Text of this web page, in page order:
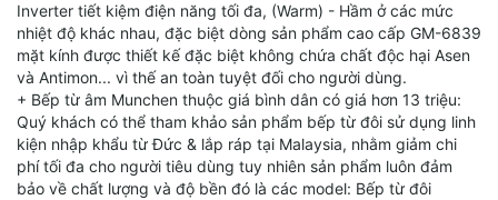
Inverter tiết kiệm điện năng tối đa, (Warm) - Hầm ở các mức
nhiệt độ khác nhau, đặc biệt dòng sản phẩm cao cấp GM-6839
mặt kính được thiết kế đặc biệt không chứa chất độc hại Asen
và Antimon... vì thế an toàn tuyệt đối cho người dùng.
+ Bếp từ âm Munchen thuộc giá bình dân có giá hơn 13 triệu:
Quý khách có thể tham khảo sản phẩm bếp từ đôi sử dụng linh
kiện nhập khẩu từ Đức & lắp ráp tại Malaysia, nhằm giảm chi
phí tối đa cho người tiêu dùng tuy nhiên sản phẩm luôn đảm
bảo về chất lượng và độ bền đó là các model: Bếp từ đôi